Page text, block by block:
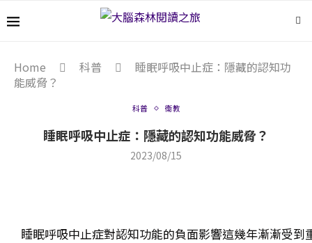
Home 科普
睡眠呼吸中止症：隱藏的認知功
能威脅？
科普 衞教
睡眠呼吸中止症：隱藏的認知功能威脅？
2023/08/15
睡眠呼吸中止症對認知功能的負面影響這幾年漸漸受